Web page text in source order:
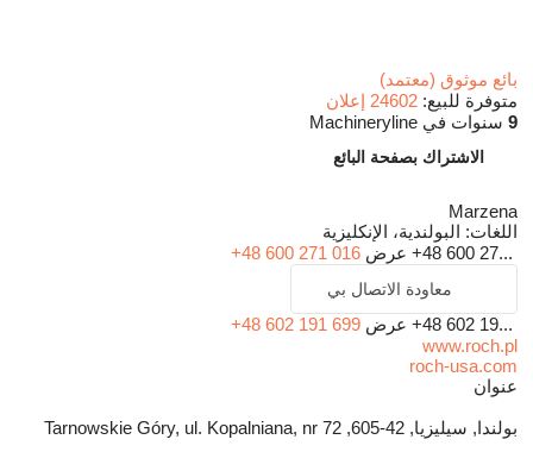
بائع موثوق (معتمد)
متوفرة للبيع: 24602 إعلان
9 سنوات في Machineryline
الاشتراك بصفحة البائع
Marzena
اللغات: البولندية، الإنكليزية
+48 600 27... عرض +48 600 271 016
معاودة الاتصال بي
+48 602 19... عرض +48 602 191 699
www.roch.pl
roch-usa.com
عنوان
بولندا, سيليزيا, 42-605, Tarnowskie Góry, ul. Kopalniana, nr 72